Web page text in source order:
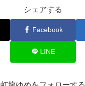
シェアする
Facebook
LINE